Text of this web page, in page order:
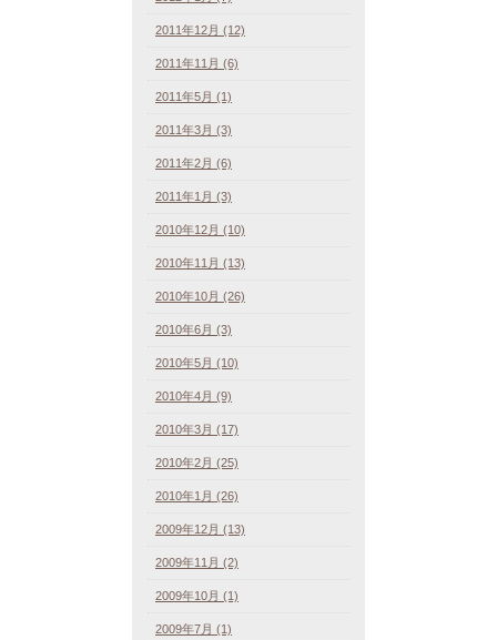
2011年12月 (12)
2011年11月 (6)
2011年5月 (1)
2011年3月 (3)
2011年2月 (6)
2011年1月 (3)
2010年12月 (10)
2010年11月 (13)
2010年10月 (26)
2010年6月 (3)
2010年5月 (10)
2010年4月 (9)
2010年3月 (17)
2010年2月 (25)
2010年1月 (26)
2009年12月 (13)
2009年11月 (2)
2009年10月 (1)
2009年7月 (1)